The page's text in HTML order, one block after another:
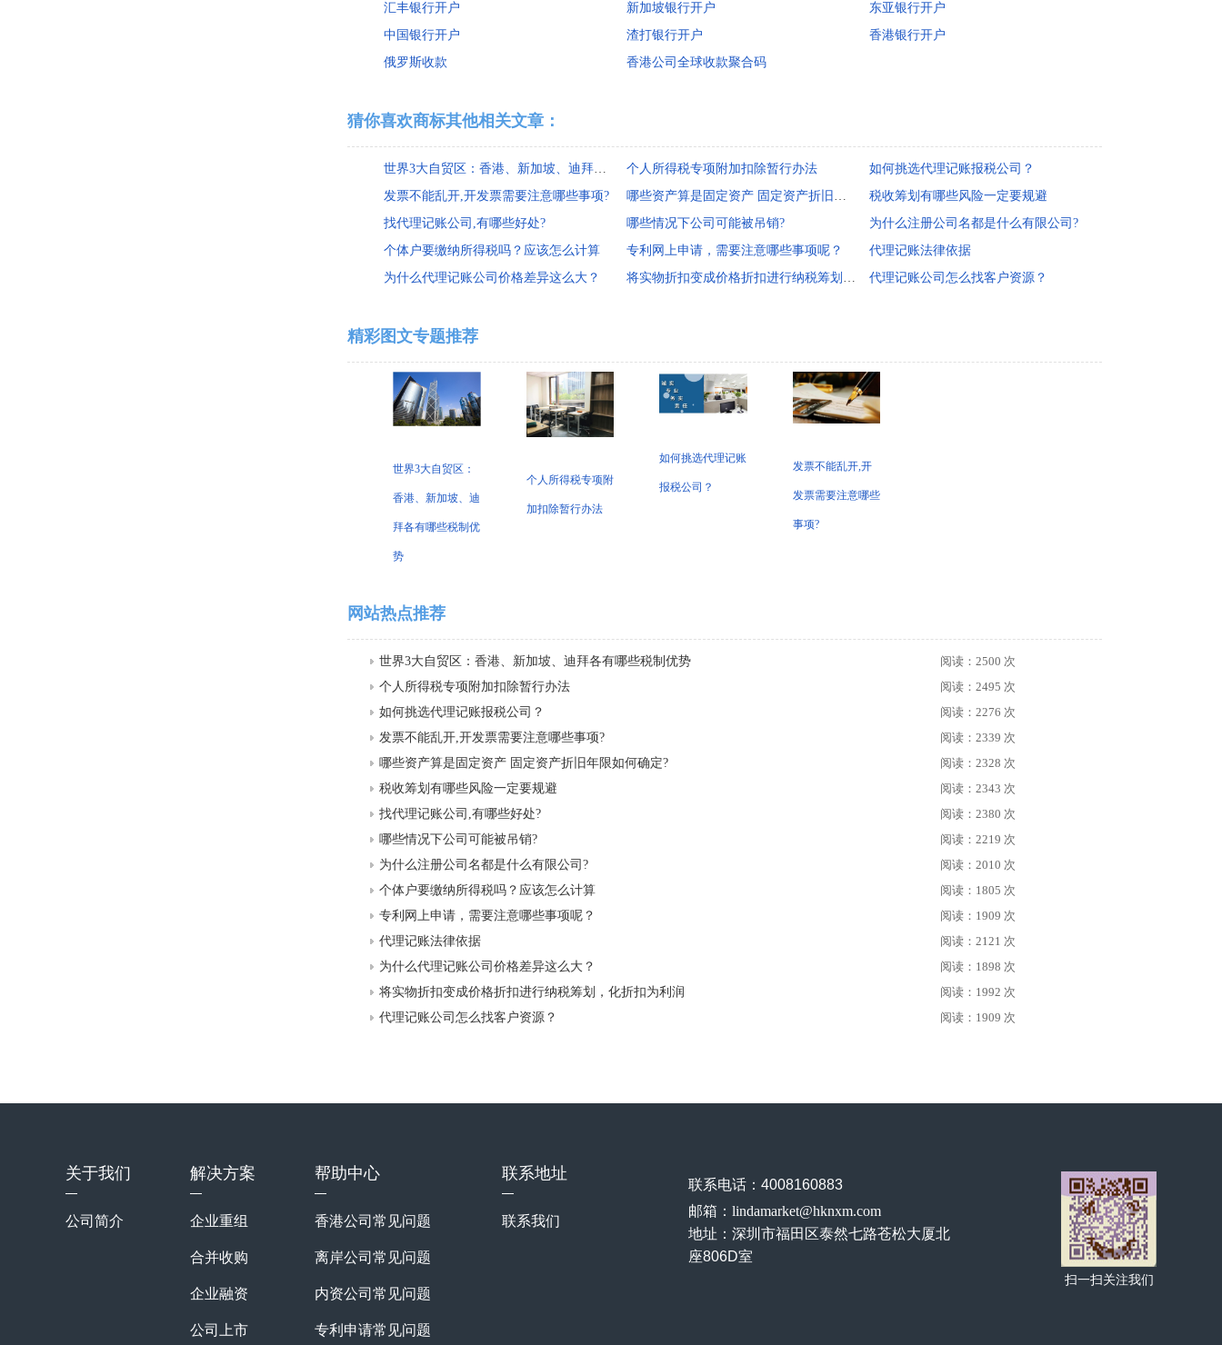
汇丰银行开户
新加坡银行开户
东亚银行开户
中国银行开户
渣打银行开户
香港银行开户
俄罗斯收款
香港公司全球收款聚合码
猜你喜欢商标其他相关文章：
个人所得税专项附加扣除暂行办法
如何挑选代理记账报税公司？
发票不能乱开,开发票需要注意哪些事项?
税收筹划有哪些风险一定要规避
找代理记账公司,有哪些好处?
哪些情况下公司可能被吊销?
为什么注册公司名都是什么有限公司?
个体户要缴纳所得税吗？应该怎么计算
专利网上申请，需要注意哪些事项呢？
代理记账法律依据
为什么代理记账公司价格差异这么大？
代理记账公司怎么找客户资源？
精彩图文专题推荐
世界3大自贸区：
香港、新加坡、迪
拜各有哪些税制优
势
个人所得税专项附
加扣除暂行办法
如何挑选代理记账
报税公司？
发票不能乱开,开
发票需要注意哪些
事项?
网站热点推荐
世界3大自贸区：香港、新加坡、迪拜各有哪些税制优势
阅读：2500 次
个人所得税专项附加扣除暂行办法
阅读：2495 次
如何挑选代理记账报税公司？
阅读：2276 次
发票不能乱开,开发票需要注意哪些事项?
阅读：2339 次
哪些资产算是固定资产 固定资产折旧年限如何确定?
阅读：2328 次
税收筹划有哪些风险一定要规避
阅读：2343 次
找代理记账公司,有哪些好处?
阅读：2380 次
哪些情况下公司可能被吊销?
阅读：2219 次
为什么注册公司名都是什么有限公司?
阅读：2010 次
个体户要缴纳所得税吗？应该怎么计算
阅读：1805 次
专利网上申请，需要注意哪些事项呢？
阅读：1909 次
代理记账法律依据
阅读：2121 次
为什么代理记账公司价格差异这么大？
阅读：1898 次
将实物折扣变成价格折扣进行纳税筹划，化折扣为利润
阅读：1992 次
代理记账公司怎么找客户资源？
阅读：1909 次
关于我们
公司简介
解决方案
企业重组
合并收购
企业融资
公司上市
帮助中心
香港公司常见问题
离岸公司常见问题
内资公司常见问题
专利申请常见问题
联系地址
联系我们
联系电话：4008160883
邮箱：lindamarket@hknxm.com
地址： 深圳市福田区泰然七路苍松大厦北
座806D室
扫一扫关注我们